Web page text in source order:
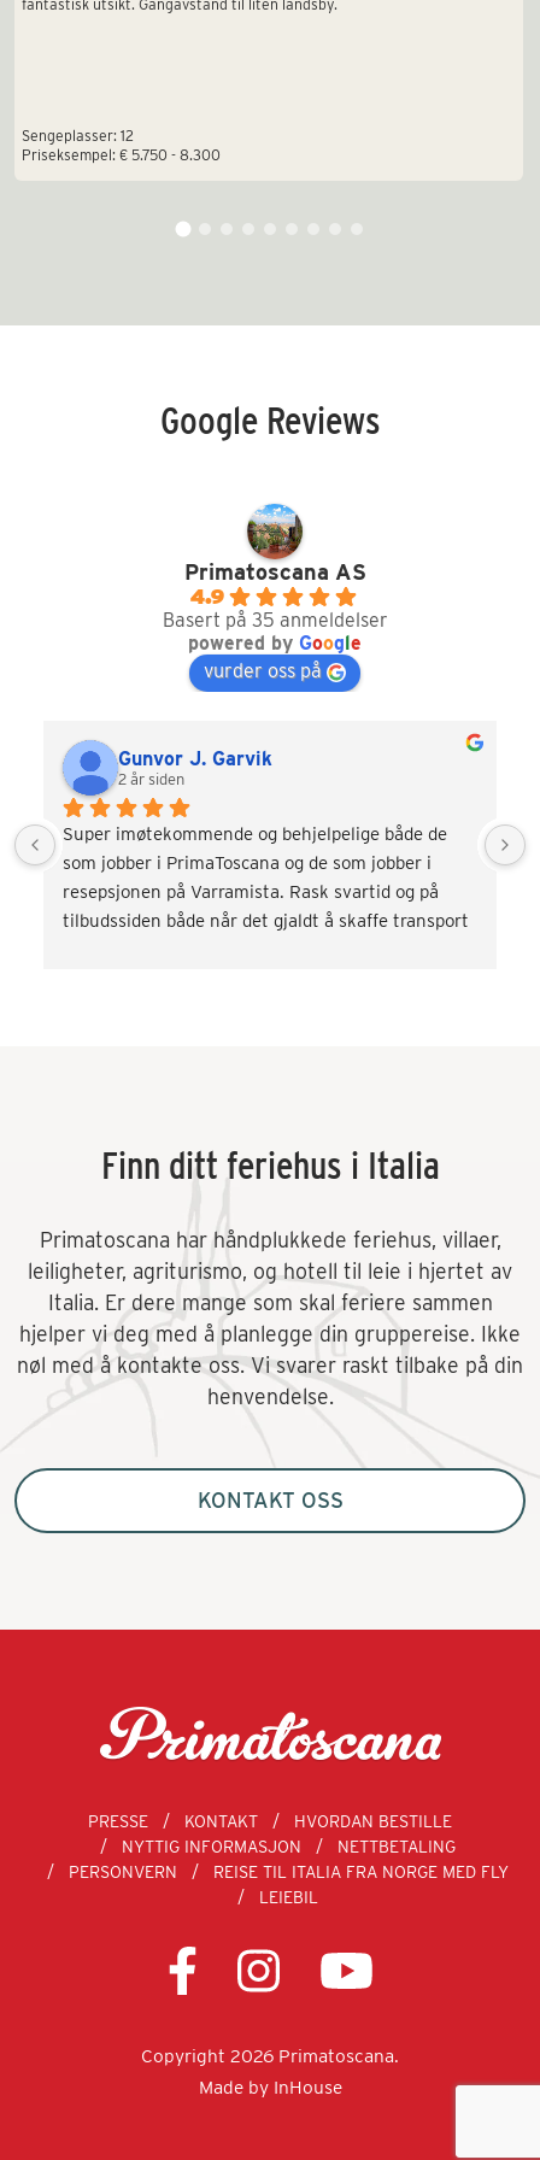
fantastisk utsikt. Gangavstand til liten landsby.
Sengeplasser: 12
Priseksempel: € 5.750 - 8.300
Google Reviews
Primatoscana AS
4.9
Basert på 35 anmeldelser
powered by Google
vurder oss på
Gunvor J. Garvik
2 år siden
Super imøtekommende og behjelpelige både de
som jobber i PrimaToscana og de som jobber i
resepsjonen på Varramista. Rask svartid og på
tilbudssiden både når det gjaldt å skaffe transport
Finn ditt feriehus i Italia
Primatoscana har håndplukkede feriehus, villaer,
leiligheter, agriturismo, og hotell til leie i hjertet av
Italia. Er dere mange som skal feriere sammen
hjelper vi deg med å planlegge din gruppereise. Ikke
nøl med å kontakte oss. Vi svarer raskt tilbake på din
henvendelse.
KONTAKT OSS
PRESSE KONTAKT
HVORDAN BESTILLE
NYTTIG INFORMASJON
NETTBETALING
PERSONVERN
REISE TIL ITALIA FRA NORGE MED FLY
LEIEBIL
Copyright 2026 Primatoscana.
Made by InHouse